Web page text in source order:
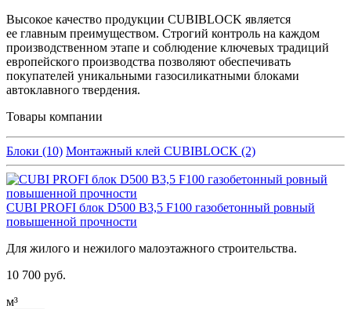
Высокое качество продукции CUBIBLOCK является
ее главным преимуществом. Строгий контроль на каждом
производственном этапе и соблюдение ключевых традиций
европейского производства позволяют обеспечивать
покупателей уникальными газосиликатными блоками
автоклавного твердения.
Товары компании
Блоки (10) Монтажный клей CUBIBLOCK (2)
CUBI PROFI блок D500 B3,5 F100 газобетонный ровный
повышенной прочности
Для жилого и нежилого малоэтажного строительства.
10 700 руб.
м³